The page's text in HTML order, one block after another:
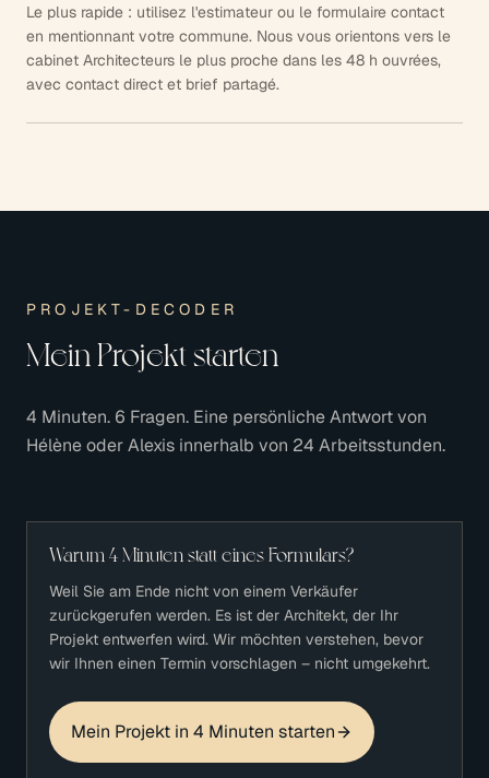
Le plus rapide : utilisez l'estimateur ou le formulaire contact
en mentionnant votre commune. Nous vous orientons vers le
cabinet Architecteurs le plus proche dans les 48 h ouvrées,
avec contact direct et brief partagé.
PROJEKT-DECODER
Mein Projekt starten
4 Minuten. 6 Fragen. Eine persönliche Antwort von
Hélène oder Alexis innerhalb von 24 Arbeitsstunden.
Warum 4 Minuten statt eines Formulars?
Weil Sie am Ende nicht von einem Verkäufer
zurückgerufen werden. Es ist der Architekt, der Ihr
Projekt entwerfen wird. Wir möchten verstehen, bevor
wir Ihnen einen Termin vorschlagen – nicht umgekehrt.
Mein Projekt in 4 Minuten starten